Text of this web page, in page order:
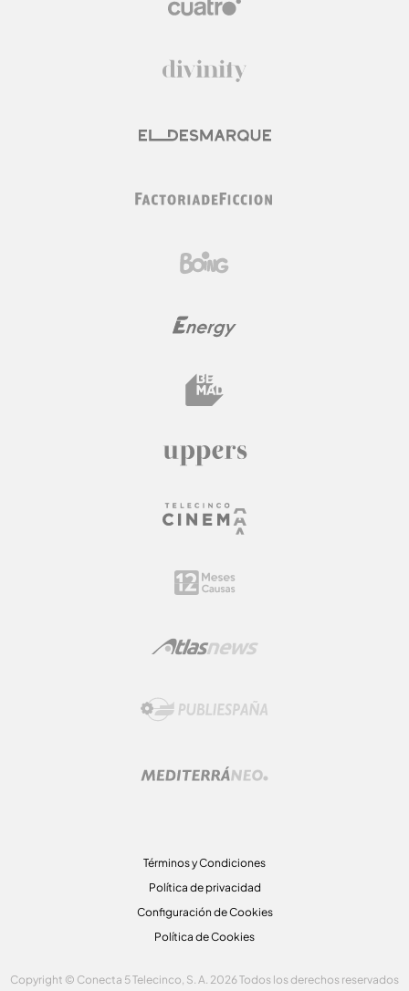
Términos y Condiciones
Política de privacidad
Configuración de Cookies
Política de Cookies
Copyright © Conecta 5 Telecinco, S. A. 2026 Todos los derechos reservados